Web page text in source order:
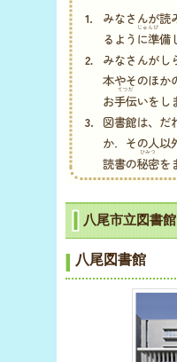
八尾市立図書館
八尾図書館